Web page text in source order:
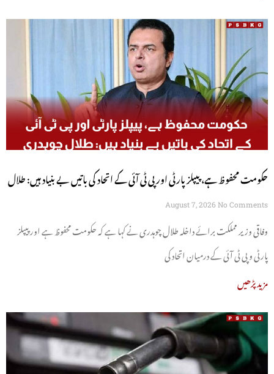
حکومت محفوظ ہے، پیپلز پارٹی اور پی ٹی آئی کے اتحاد کی باتیں بے بنیاد ہیں: طلال
چوہدری
August 7, 2026 No Comments
وفاقی وزیر مملکت برائے داخلہ طلال چوہدری نے کہا ہے کہ حکومت محفوظ ہے اور پیپلز
پارٹی و پی ٹی آئی کے درمیان اتحاد کی
مزید پڑھیں